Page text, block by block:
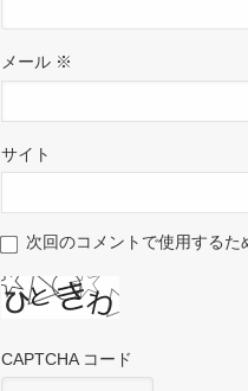
メール ※
サイト
次回のコメントで使用するた
CAPTCHA コード